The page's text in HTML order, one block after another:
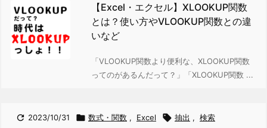
【Excel・エクセル】XLOOKUP関数
とは？使い方やVLOOKUP関数との違
いなど
「VLOOKUP関数より便利な、XLOOKUP関数
ってのがあるんだって？」
「XLOOKUP関数 ...
 2023/10/31  数式・関数 , Excel  抽出 , 検索